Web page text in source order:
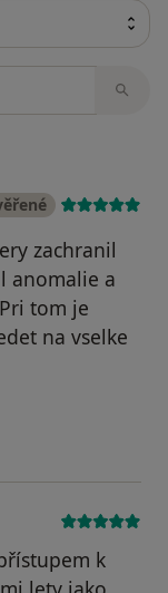
zachranil
anomalie a
tom je
na vselke
byl odstraněn
k